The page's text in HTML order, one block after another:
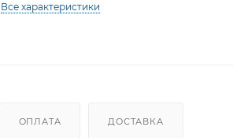
Все характеристики
ОПЛАТА ДОСТАВКА